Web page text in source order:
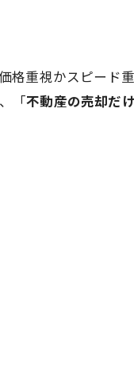
格重視かスピード
「不動産の売却だ